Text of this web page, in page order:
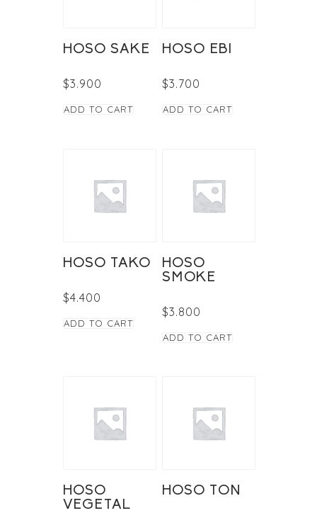
HOSO SAKE
$3.900
ADD TO CART
HOSO EBI
$3.700
ADD TO CART
HOSO TAKO
$4.400
ADD TO CART
HOSO
SMOKE
$3.800
ADD TO CART
HOSO
VEGETAL
HOSO TON